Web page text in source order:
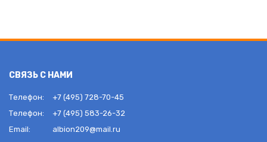
СВЯЗЬ С НАМИ
Телефон:
+7 (495) 728-70-45
Телефон:
+7 (495) 583-26-32
Email:
albion209@mail.ru